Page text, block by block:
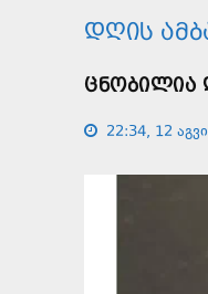
ᲓᲦᲘᲡ
ᲪᲜᲝᲑᲘᲚᲘᲐ
22:34, 12